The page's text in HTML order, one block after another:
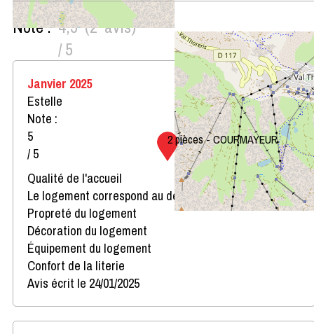
2 pièces - COURMAYEUR
Note : 4,5
/ 5
(2 avis)
Janvier 2025
Estelle
Note :
5
/ 5
Qualité de l'accueil
Le logement correspond au descriptif
Propreté du logement
Décoration du logement
Équipement du logement
Confort de la literie
Avis écrit le 24/01/2025